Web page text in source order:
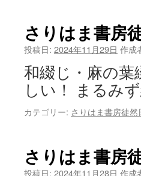
さりはま書房
投稿日: 2024年11月29日 作成
和綴じ・麻の
しい！ まるみ
カテゴリー: さりはま書房徒然
さりはま書房
投稿日: 2024年11月28日 作成